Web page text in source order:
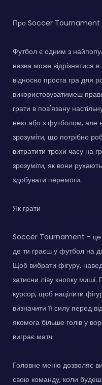
Про Soccer Tournament
Футбол є одним з
назва може відрізнятися в
відносно проста гра для
використовуватимеш
грати в пов'язану
нею або з футболом, але
зрозуміти, що потрібно
витратити трохи часу на
зрозуміти, як вони
здобувати перемоги.
Як грати
Soccer Tournament - це
де ти граєш у футбол на
Щоб вибрати фігуру,
затисни ліву кнопку
курсор, щоб націлити
визначити її силу перед
якомога більше голів у
виграє матч.
Головне меню дозволяє
свою команду, коли будеш